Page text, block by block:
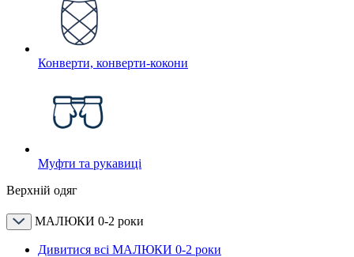
Конверти, конверти-кокони
Муфти та рукавиці
Верхній одяг
МАЛЮКИ 0-2 роки
Дивитися всі МАЛЮКИ 0-2 роки